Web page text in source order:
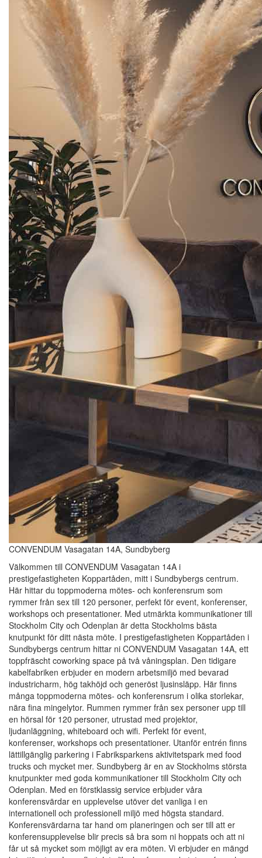
CONVENDUM Vasagatan 14A, Sundbyberg
Välkommen till CONVENDUM Vasagatan 14A i
prestigefastigheten Koppartåden, mitt i Sundbybergs centrum.
Här hittar du toppmoderna mötes- och konferensrum som
rymmer från sex till 120 personer, perfekt för event, konferenser,
workshops och presentationer. Med utmärkta kommunikationer till
Stockholm City och Odenplan är detta Stockholms bästa
knutpunkt för ditt nästa möte. I prestigefastigheten Koppartåden i
Sundbybergs centrum hittar ni CONVENDUM Vasagatan 14A, ett
toppfräscht coworking space på två våningsplan. Den tidigare
kabelfabriken erbjuder en modern arbetsmiljö med bevarad
industricharm, hög takhöjd och generöst ljusinsläpp. Här finns
många toppmoderna mötes- och konferensrum i olika storlekar,
nära fina mingelytor. Rummen rymmer från sex personer upp till
en hörsal för 120 personer, utrustad med projektor,
ljudanläggning, whiteboard och wifi. Perfekt för event,
konferenser, workshops och presentationer. Utanför entrén finns
lättillgänglig parkering i Fabriksparkens aktivitetspark med food
trucks och mycket mer. Sundbyberg är en av Stockholms största
knutpunkter med goda kommunikationer till Stockholm City och
Odenplan. Med en förstklassig service erbjuder våra
konferensvärdar en upplevelse utöver det vanliga i en
internationell och professionell miljö med högsta standard.
Konferensvärdarna tar hand om planeringen och ser till att er
konferensupplevelse blir precis så bra som ni hoppats och att ni
får ut så mycket som möjligt av era möten. Vi erbjuder en mängd